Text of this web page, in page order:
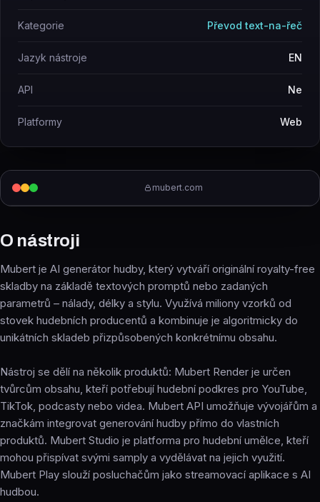
mubert.com
O nástroji
Mubert je AI generátor hudby, který vytváří originální royalty-free
skladby na základě textových promptů nebo zadaných
parametrů – nálady, délky a stylu. Využívá miliony vzorků od
stovek hudebních producentů a kombinuje je algoritmicky do
unikátních skladeb přizpůsobených konkrétnímu obsahu.
Nástroj se dělí na několik produktů: Mubert Render je určen
tvůrcům obsahu, kteří potřebují hudební podkres pro YouTube,
TikTok, podcasty nebo videa. Mubert API umožňuje vývojářům a
značkám integrovat generování hudby přímo do vlastních
produktů. Mubert Studio je platforma pro hudební umělce, kteří
mohou přispívat svými samply a vydělávat na jejich využití.
Mubert Play slouží posluchačům jako streamovací aplikace s AI
hudbou.
Kategorie Převod text-na-řeč
Jazyk nástroje EN
API Ne
Platformy Web